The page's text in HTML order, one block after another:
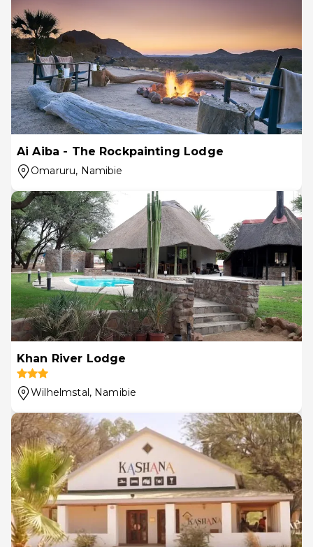
Ai Aiba - The Rockpainting Lodge
Omaruru, Namibie
Khan River Lodge
Wilhelmstal, Namibie